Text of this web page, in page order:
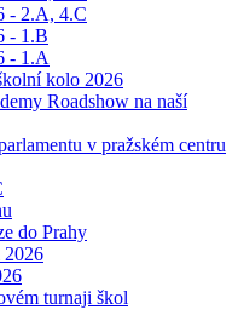
- 2.A, 4.C
- 1.B
- 1.A
kolo 2026
Roadshow na naší
v pražském centru
do Prahy
2026
turnaji škol